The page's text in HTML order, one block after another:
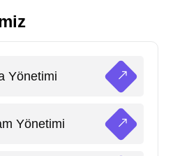
Yönetimi
Yönetimi